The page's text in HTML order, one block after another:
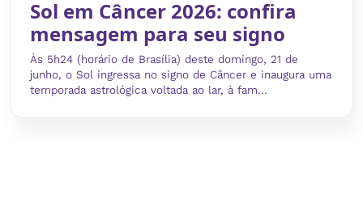
Sol em Câncer 2026: confira
mensagem para seu signo
Às 5h24 (horário de Brasília) deste domingo, 21 de
junho, o Sol ingressa no signo de Câncer e inaugura uma
temporada astrológica voltada ao lar, à fam...